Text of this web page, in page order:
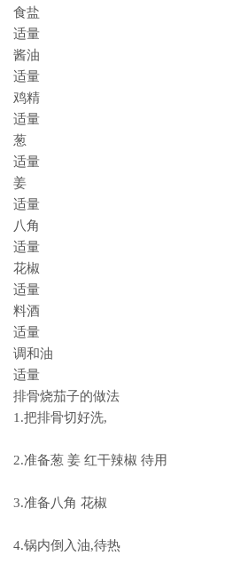
食盐
适量
酱油
适量
鸡精
适量
葱
适量
姜
适量
八角
适量
花椒
适量
料酒
适量
调和油
适量
排骨烧茄子的做法
1.把排骨切好洗,
2.准备葱 姜 红干辣椒 待用
3.准备八角 花椒
4.锅内倒入油,待热